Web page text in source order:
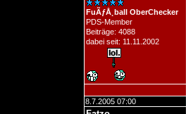
FuÃƒÅ¸ball OberChecker
PDS-Member
Beiträge: 4088
dabei seit: 11.11.2002
8.7.2005 07:00